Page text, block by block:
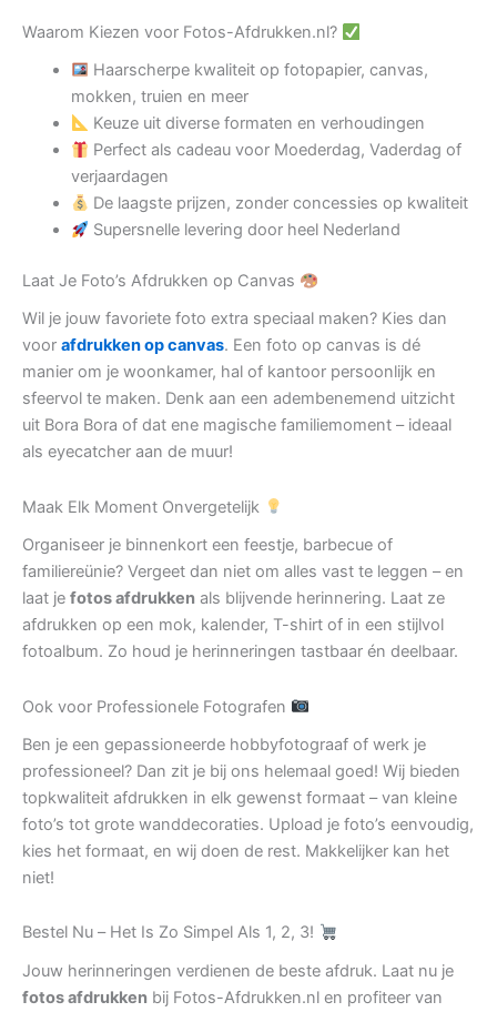
Waarom Kiezen voor Fotos-Afdrukken.nl?
Haarscherpe kwaliteit op fotopapier, canvas,
mokken, truien en meer
Keuze uit diverse formaten en verhoudingen
Perfect als cadeau voor Moederdag, Vaderdag of
verjaardagen
De laagste prijzen, zonder concessies op kwaliteit
Supersnelle levering door heel Nederland
Laat Je Foto’s Afdrukken op Canvas
Wil je jouw favoriete foto extra speciaal maken? Kies dan
voor afdrukken op canvas. Een foto op canvas is dé
manier om je woonkamer, hal of kantoor persoonlijk en
sfeervol te maken. Denk aan een adembenemend uitzicht
uit Bora Bora of dat ene magische familiemoment – ideaal
als eyecatcher aan de muur!
Maak Elk Moment Onvergetelijk
Organiseer je binnenkort een feestje, barbecue of
familiereünie? Vergeet dan niet om alles vast te leggen – en
laat je fotos afdrukken als blijvende herinnering. Laat ze
afdrukken op een mok, kalender, T-shirt of in een stijlvol
fotoalbum. Zo houd je herinneringen tastbaar én deelbaar.
Ook voor Professionele Fotografen
Ben je een gepassioneerde hobbyfotograaf of werk je
professioneel? Dan zit je bij ons helemaal goed! Wij bieden
topkwaliteit afdrukken in elk gewenst formaat – van kleine
foto’s tot grote wanddecoraties. Upload je foto’s eenvoudig,
kies het formaat, en wij doen de rest. Makkelijker kan het
niet!
Bestel Nu – Het Is Zo Simpel Als 1, 2, 3!
Jouw herinneringen verdienen de beste afdruk. Laat nu je
fotos afdrukken bij Fotos-Afdrukken.nl en profiteer van